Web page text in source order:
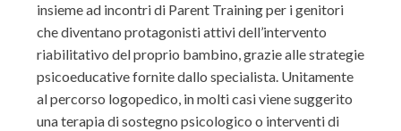
insieme ad incontri di Parent Training per i genitori
che diventano protagonisti attivi dell’intervento
riabilitativo del proprio bambino, grazie alle strategie
psicoeducative fornite dallo specialista. Unitamente
al percorso logopedico, in molti casi viene suggerito
una terapia di sostegno psicologico o interventi di